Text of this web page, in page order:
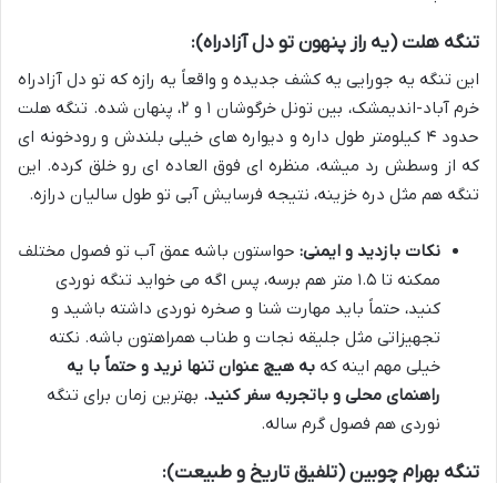
تنگه هلت (یه راز پنهون تو دل آزادراه):
این تنگه یه جورایی یه کشف جدیده و واقعاً یه رازه که تو دل آزادراه
خرم آباد-اندیمشک، بین تونل خرگوشان ۱ و ۲، پنهان شده. تنگه هلت
حدود ۴ کیلومتر طول داره و دیواره های خیلی بلندش و رودخونه ای
که از وسطش رد میشه، منظره ای فوق العاده ای رو خلق کرده. این
تنگه هم مثل دره خزینه، نتیجه فرسایش آبی تو طول سالیان درازه.
نکات بازدید و ایمنی: حواستون باشه عمق آب تو فصول مختلف
ممکنه تا ۱.۵ متر هم برسه، پس اگه می خواید تنگه نوردی
کنید، حتماً باید مهارت شنا و صخره نوردی داشته باشید و
تجهیزاتی مثل جلیقه نجات و طناب همراهتون باشه. نکته
خیلی مهم اینه که به هیچ عنوان تنها نرید و حتماً با یه
راهنمای محلی و باتجربه سفر کنید. بهترین زمان برای تنگه
نوردی هم فصول گرم ساله.
تنگه بهرام چوبین (تلفیق تاریخ و طبیعت):